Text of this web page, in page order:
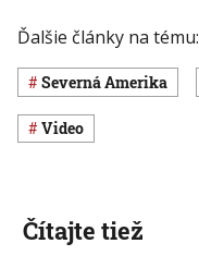
Ďalšie články na tému:
Severná Amerika
Video
Čítajte tiež